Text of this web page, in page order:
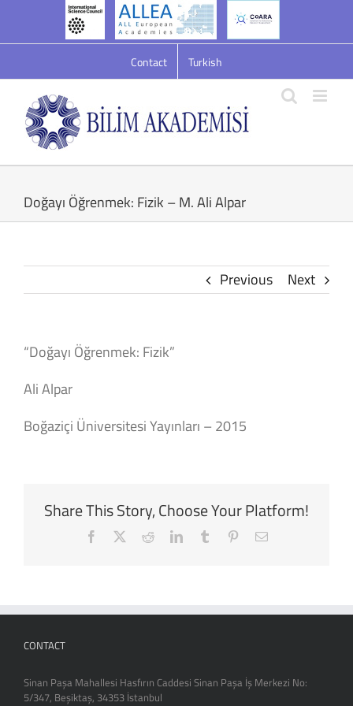
Contact Turkish
Doğayı Öğrenmek: Fizik – M. Ali Alpar
Previous Next
“Doğayı Öğrenmek: Fizik”
Ali Alpar
Boğaziçi Üniversitesi Yayınları – 2015
Share This Story, Choose Your Platform!
Facebook RedditLinkedInTumblr PinterestEmail
CONTACT
Sinan Paşa Mahallesi Hasfırın Caddesi Sinan Paşa İş Merkezi No:
5/347, Beşiktaş, 34353 İstanbul